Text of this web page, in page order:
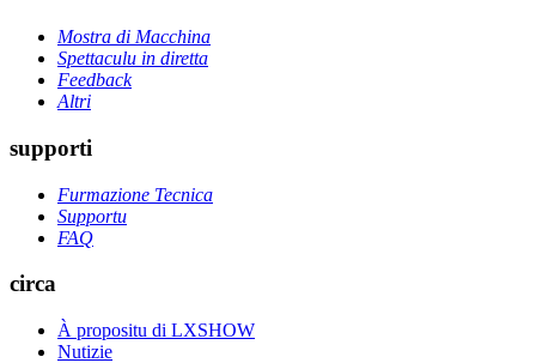
Mostra di Macchina
Spettaculu in diretta
Feedback
Altri
supporti
Furmazione Tecnica
Supportu
FAQ
circa
À propositu di LXSHOW
Nutizie